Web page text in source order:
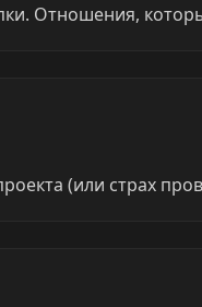
Отношения,
(или страх